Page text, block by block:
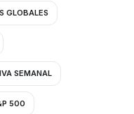
GLOBALES
SEMANAL
500